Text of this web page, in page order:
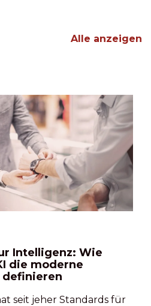
Alle anzeigen
Intelligenz: Wie
die moderne
definieren
seit jeher Standards für